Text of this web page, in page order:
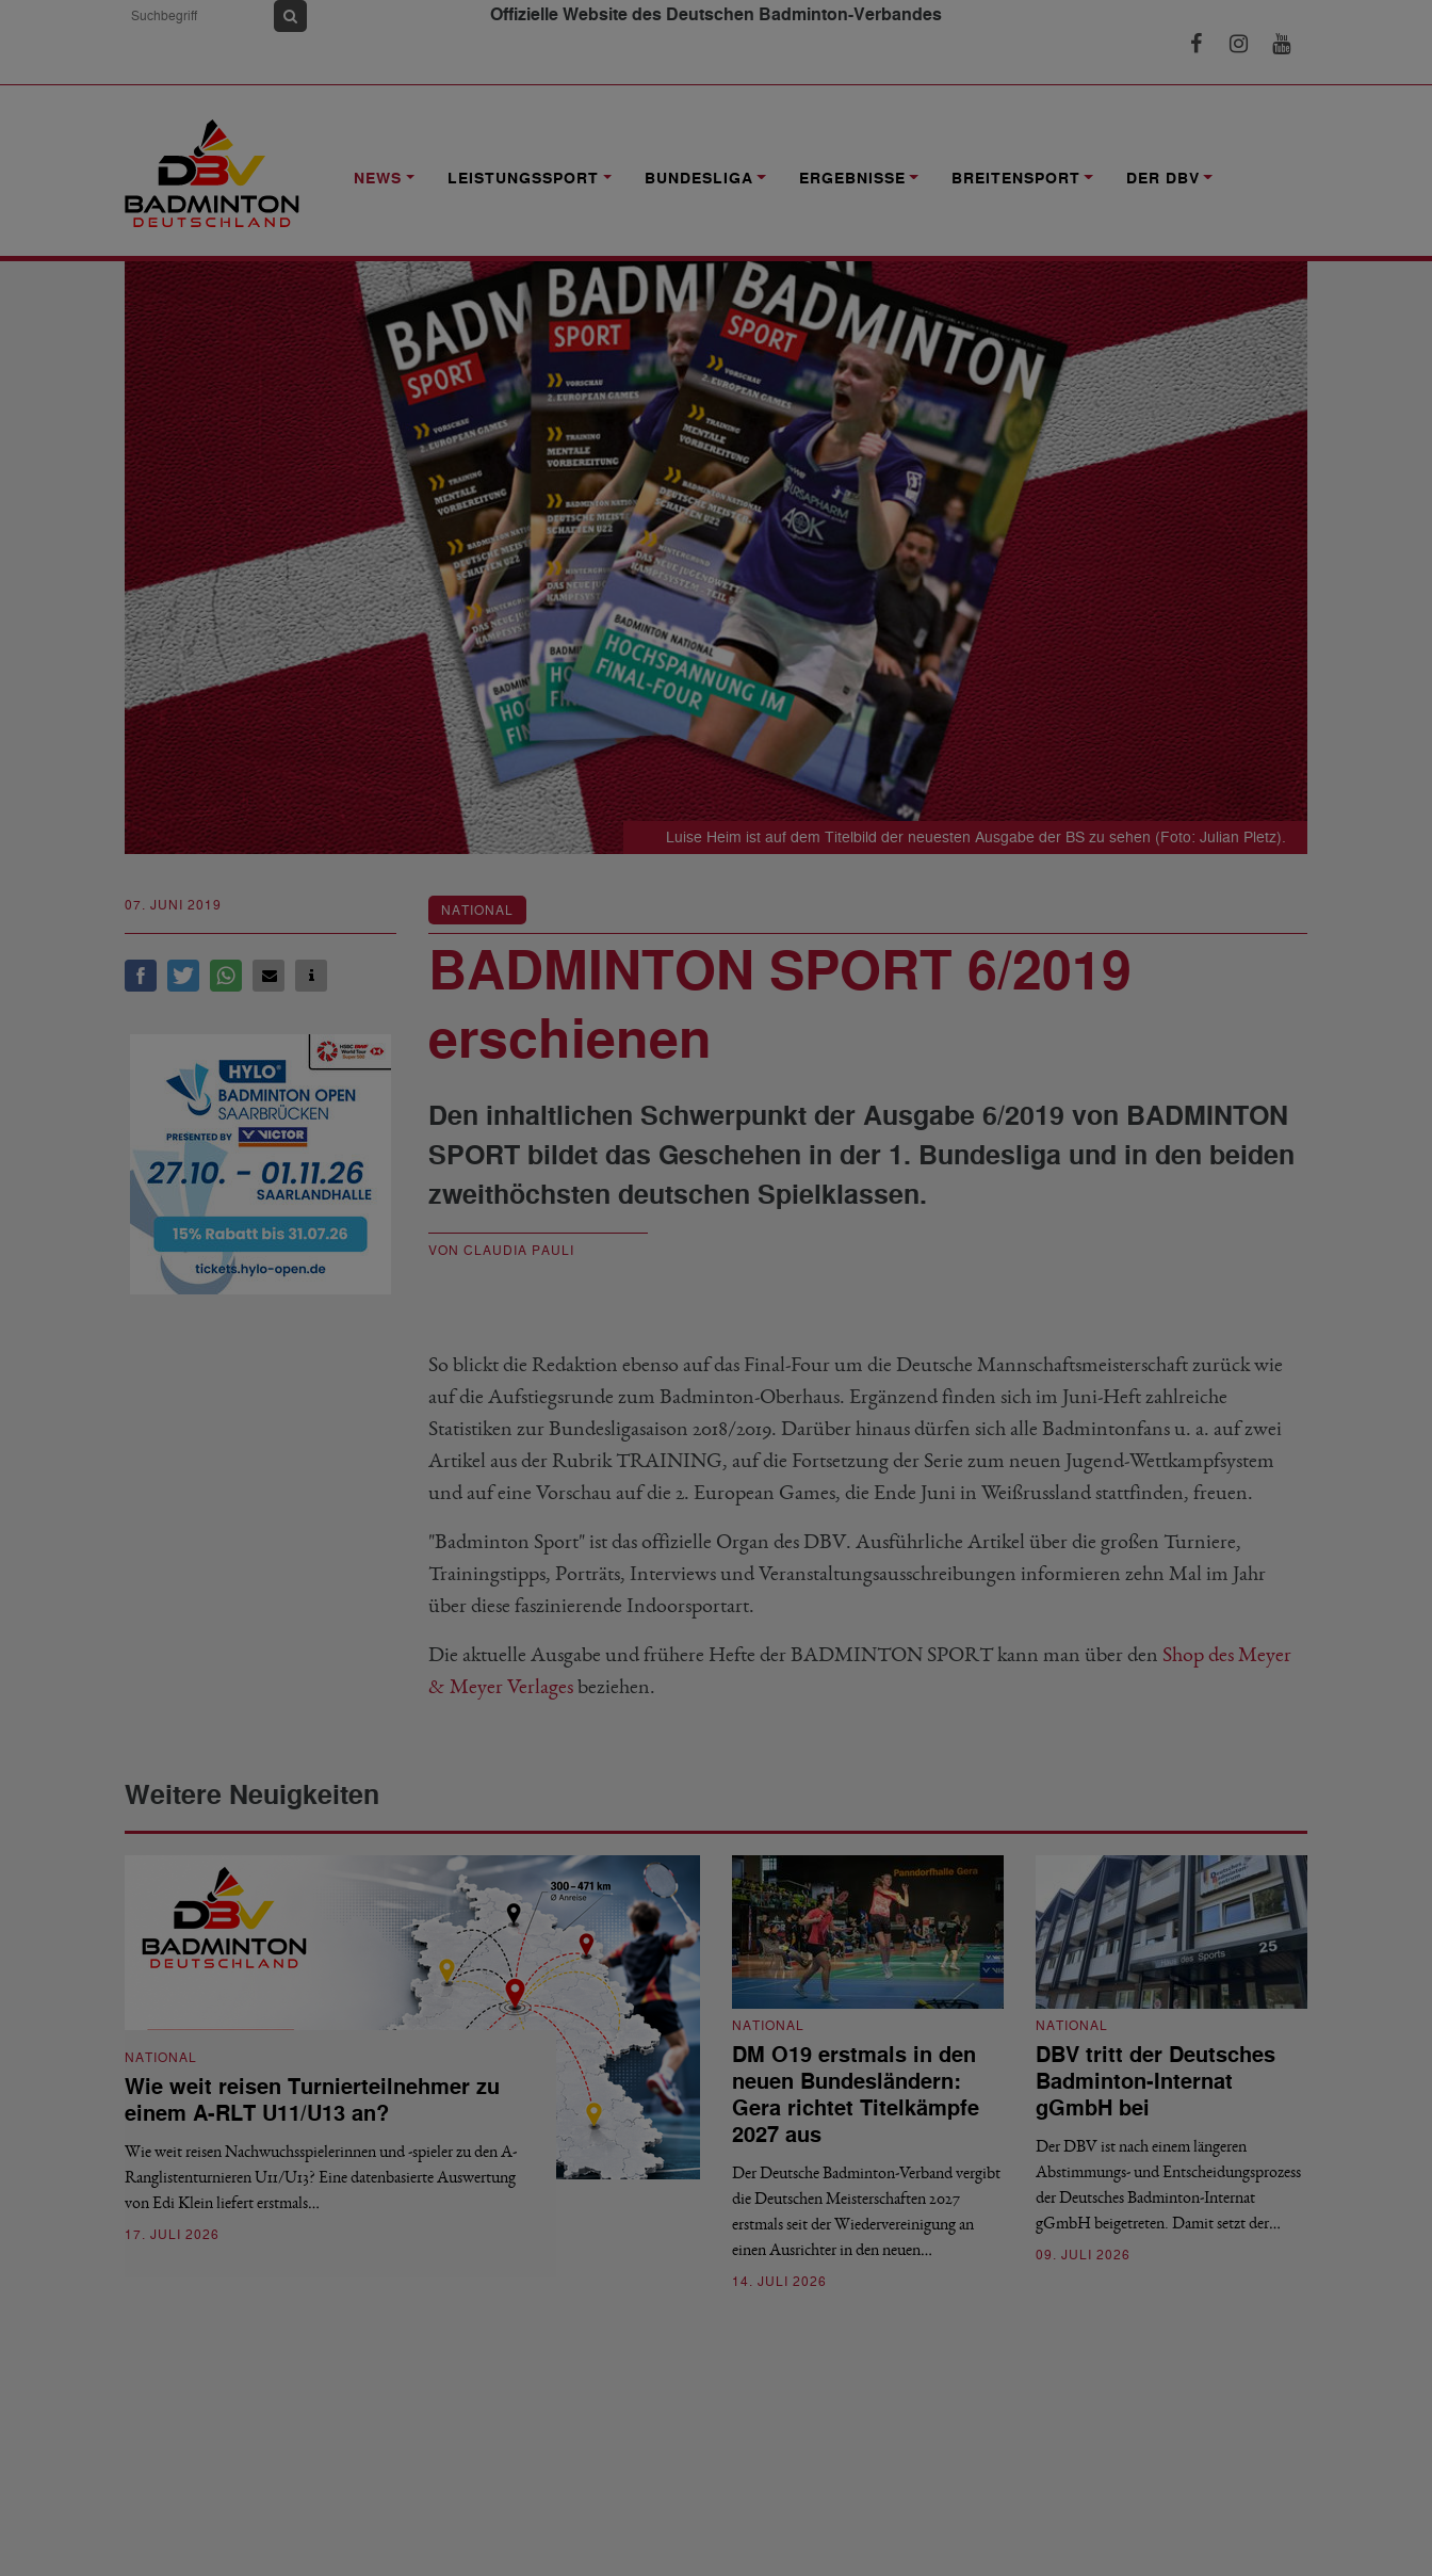
Offizielle Website des Deutschen Badminton-Verbandes
NEWS LEISTUNGSSPORT BUNDESLIGA ERGEBNISSE BREITENSPORT DER DBV
NEWS
Luise Heim ist auf dem Titelbild der neuesten Ausgabe der BS zu sehen (Foto: Julian Pletz).
07. JUNI 2019 NATIONAL
BADMINTON SPORT 6/2019
erschienen
Den inhaltlichen Schwerpunkt der Ausgabe 6/2019 von BADMINTON
SPORT bildet das Geschehen in der 1. Bundesliga und in den beiden
zweithöchsten deutschen Spielklassen.
VON CLAUDIA PAULI
So blickt die Redaktion ebenso auf das Final-Four um die Deutsche Mannschaftsmeisterschaft zurück wie
auf die Aufstiegsrunde zum Badminton-Oberhaus. Ergänzend finden sich im Juni-Heft zahlreiche
Statistiken zur Bundesligasaison 2018/2019. Darüber hinaus dürfen sich alle Badmintonfans u. a. auf zwei
Artikel aus der Rubrik TRAINING, auf die Fortsetzung der Serie zum neuen Jugend-Wettkampfsystem
und auf eine Vorschau auf die 2. European Games, die Ende Juni in Weißrussland stattfinden, freuen.
"Badminton Sport" ist das offizielle Organ des DBV. Ausführliche Artikel über die großen Turniere,
Trainingstipps, Porträts, Interviews und Veranstaltungsausschreibungen informieren zehn Mal im Jahr
über diese faszinierende Indoorsportart.
Die aktuelle Ausgabe und frühere Hefte der BADMINTON SPORT kann man über den Shop des Meyer
& Meyer Verlages beziehen.
Weitere Neuigkeiten
NATIONAL
Wie weit reisen Turnierteilnehmer zu
einem A-RLT U11/U13 an?
Wie weit reisen Nachwuchsspielerinnen und -spieler zu den A-
Ranglistenturnieren U11/U13? Eine datenbasierte Auswertung
von Edi Klein liefert erstmals…
17. JULI 2026
NATIONAL
DM O19 erstmals in den
neuen Bundesländern:
Gera richtet Titelkämpfe
2027 aus
Der Deutsche Badminton-Verband vergibt
die Deutschen Meisterschaften 2027
erstmals seit der Wiedervereinigung an
einen Ausrichter in den neuen…
14. JULI 2026
NATIONAL
DBV tritt der Deutsches
Badminton-Internat
gGmbH bei
Der DBV ist nach einem längeren
Abstimmungs- und Entscheidungsprozess
der Deutsches Badminton-Internat
gGmbH beigetreten. Damit setzt der…
09. JULI 2026